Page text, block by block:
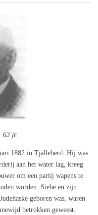
63 jr.
1882 in Tjalleberd. Hij was
aan het water lag, kreeg
om een partij wapens te
worden. Siebe en zijn
geboren was, waren
betrokken geweest.